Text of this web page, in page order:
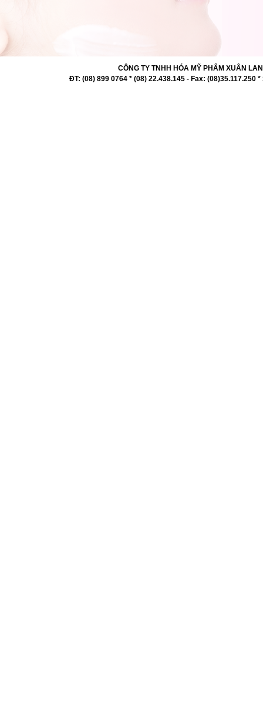
CÔNG TY TNHH HÓA MỸ PHẨM XUÂN
ĐT: (08) 899 0764 * (08) 22.438.145 - Fax: